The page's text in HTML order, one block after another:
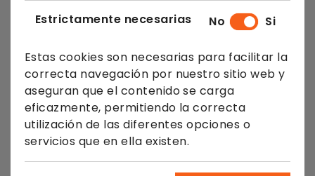
Estrictamente necesarias No Si
Estas cookies son necesarias para facilitar la
correcta navegación por nuestro sitio web y
aseguran que el contenido se carga
eficazmente, permitiendo la correcta
utilización de las diferentes opciones o
servicios que en ella existen.